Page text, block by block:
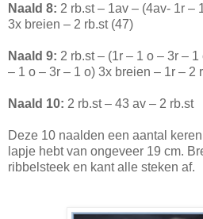
Naald 8: 2 rb.st – 1av – (4av- 1r –
3x breien – 2 rb.st (47)
Naald 9: 2 rb.st – (1r – 1 o – 3r –
– 1 o – 3r – 1 o) 3x breien – 1r – 2
Naald 10: 2 rb.st – 43 av – 2 rb.st
Deze 10 naalden een aantal
lapje hebt van ongeveer 19 cm.
ribbelsteek en kant alle steken af.